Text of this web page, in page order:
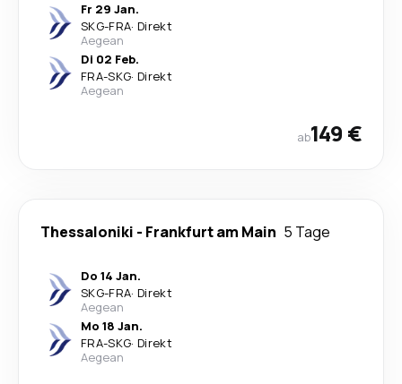
Fr 29 Jan.
SKG-FRA· Direkt
Aegean
Di 02 Feb.
FRA-SKG· Direkt
Aegean
ab149 €
Thessaloniki - Frankfurt am Main 5 Tage
Do 14 Jan.
SKG-FRA· Direkt
Aegean
Mo 18 Jan.
FRA-SKG· Direkt
Aegean